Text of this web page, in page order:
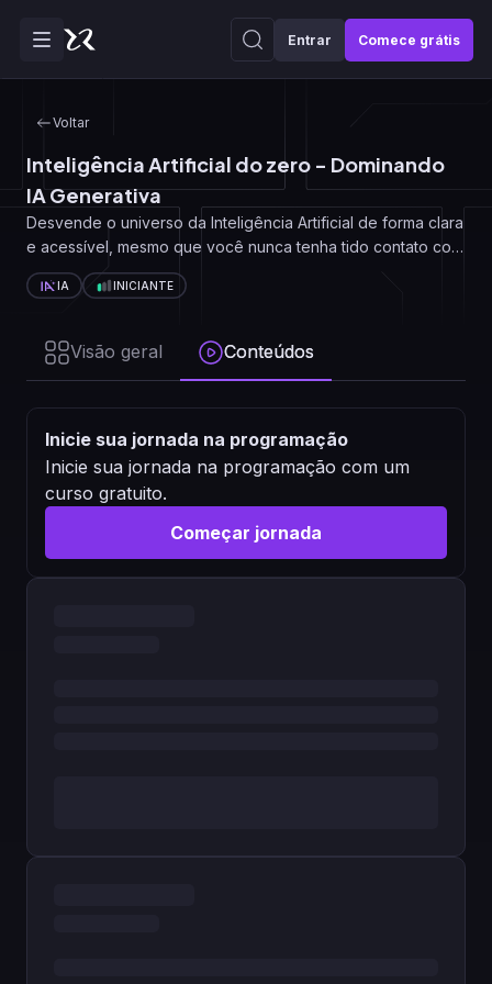
Entrar Comece grátis
Voltar
Inteligência Artificial do zero - Dominando
IA Generativa
Desvende o universo da Inteligência Artificial de forma clara
e acessível, mesmo que você nunca tenha tido contato com
o tema.
IA INICIANTE
Visão geral Conteúdos
Inicie sua jornada na programação
Inicie sua jornada na programação com um
curso gratuito.
Começar jornada